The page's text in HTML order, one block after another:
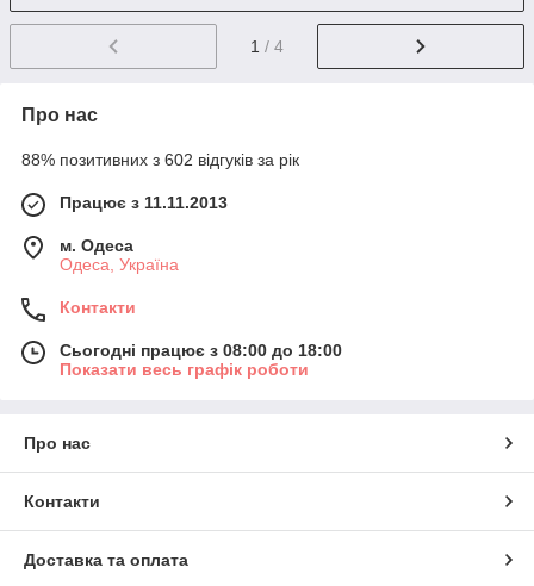
1 / 4
Про нас
88% позитивних з 602 відгуків за рік
Працює з 11.11.2013
м. Одеса
Одеса, Україна
Контакти
Сьогодні працює з 08:00 до 18:00
Показати весь графік роботи
Про нас
Контакти
Доставка та оплата